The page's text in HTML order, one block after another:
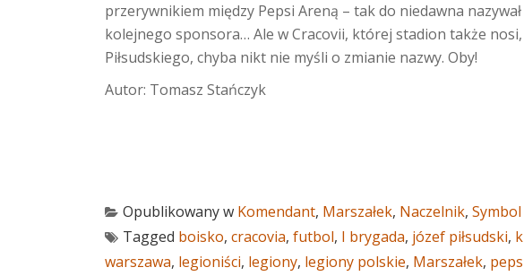
przerywnikiem między Pepsi Areną – tak do niedawna
kolejnego sponsora… Ale w Cracovii, której stadion także nosi,
Piłsudskiego, chyba nikt nie myśli o zmianie nazwy. Oby!
Autor: Tomasz Stańczyk
Opublikowany w Komendant, Marszałek, Naczelnik, Symbol
Tagged boisko, cracovia, futbol, I brygada, józef piłsudski,
warszawa, legioniści, legiony, legiony polskie, Marszałek,